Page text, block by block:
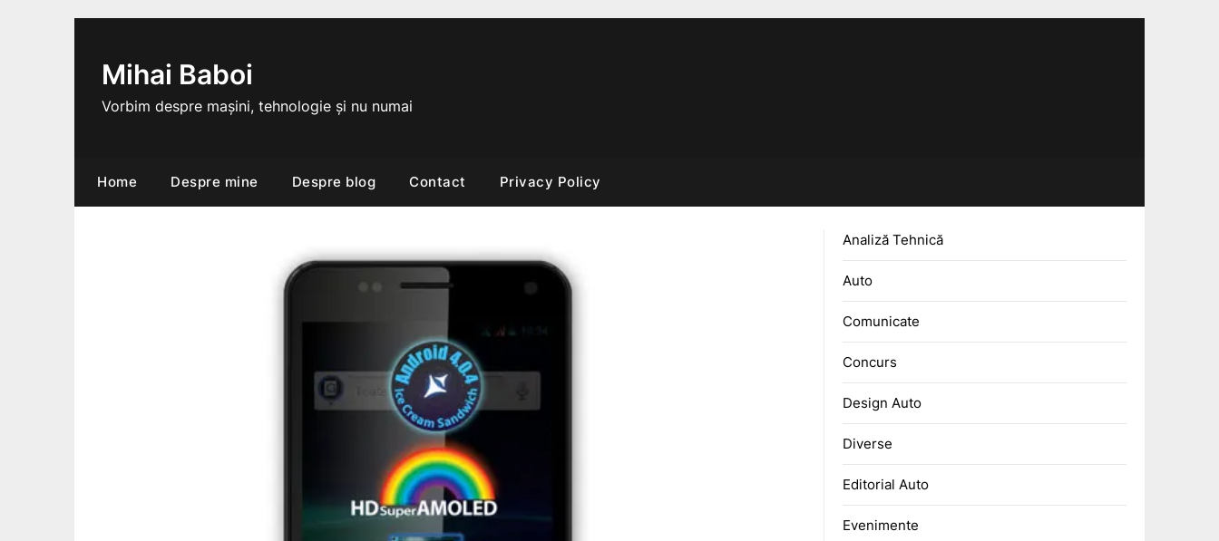
Mihai Baboi
Vorbim despre mașini, tehnologie și nu numai
Home Despre mine Despre blog Contact Privacy Policy
Analiză Tehnică
Auto
Comunicate
Concurs
Design Auto
Diverse
Editorial Auto
Evenimente